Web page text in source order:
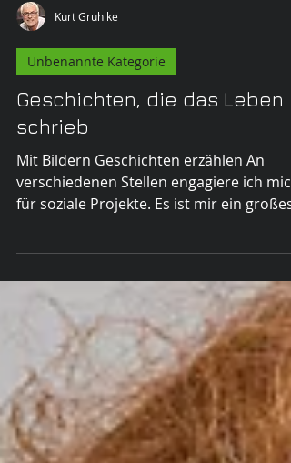
Kurt Gruhlke
Unbenannte Kategorie
Geschichten, die das Leben
Mit Bildern Geschichten erzählen An
verschiedenen Stellen engagiere ich mich
für soziale Projekte. Es ist mir ein großes
Anliegen und...